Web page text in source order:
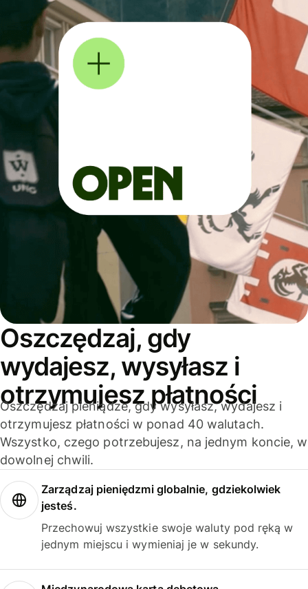
Oszczędzaj, gdy
wydajesz, wysyłasz i
otrzymujesz płatności
Oszczędzaj pieniądze, gdy wysyłasz, wydajesz i
otrzymujesz płatności w ponad 40 walutach.
Wszystko, czego potrzebujesz, na jednym koncie, w
dowolnej chwili.
Zarządzaj pieniędzmi globalnie, gdziekolwiek
jesteś.
Przechowuj wszystkie swoje waluty pod ręką w
jednym miejscu i wymieniaj je w sekundy.